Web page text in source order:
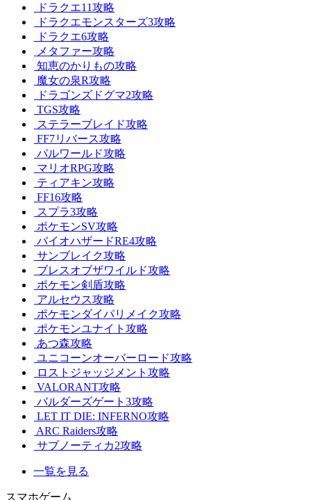
ドラクエ11攻略
ドラクエモンスターズ3攻略
ドラクエ6攻略
メタファー攻略
知恵のかりもの攻略
魔女の泉R攻略
ドラゴンズドグマ2攻略
TGS攻略
ステラーブレイド攻略
FF7リバース攻略
パルワールド攻略
マリオRPG攻略
ティアキン攻略
FF16攻略
スプラ3攻略
ポケモンSV攻略
バイオハザードRE4攻略
サンブレイク攻略
ブレスオブザワイルド攻略
ポケモン剣盾攻略
アルセウス攻略
ポケモンダイパリメイク攻略
ポケモンユナイト攻略
あつ森攻略
ユニコーンオーバーロード攻略
ロストジャッジメント攻略
VALORANT攻略
バルダーズゲート3攻略
LET IT DIE: INFERNO攻略
ARC Raiders攻略
サブノーティカ2攻略
一覧を見る
スマホゲーム